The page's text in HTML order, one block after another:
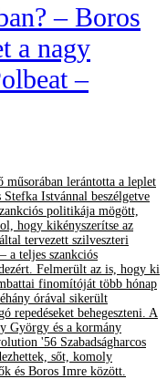
– Boros
a nagy
–
műsorában lerántotta a leplet
Istvánnal beszélgetve
politikája mögött,
hogy kikényszerítse az
tervezett szilveszteri
a teljes szankciós
Felmerült az is, hogy ki
finomítóját több hónap
órával sikerült
repedéseket behegeszteni. A
György és a kormány
'56 Szabadságharcos
sőt, komoly
és Boros Imre között.